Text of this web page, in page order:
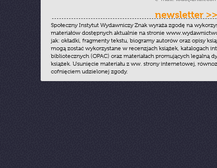
newsletter >>
Społeczny Instytut Wydawniczy Znak wyraża zgodę na
materiałów dostępnych aktualnie na stronie
jak: okładki, fragmenty tekstu, biogramy autorów oraz opisy
mogą zostać wykorzystane w recenzjach książek, katalogach
bibliotecznych (OPAC) oraz materiałach promujących legalną
książek. Usunięcie materiału z ww. strony internetowej,
cofnięciem udzielonej zgody.